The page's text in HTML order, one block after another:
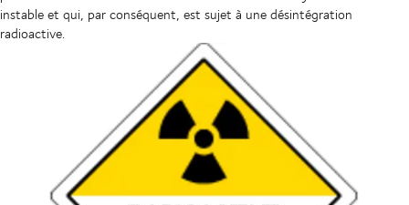
instable et qui, par conséquent, est sujet à une désintégration
radioactive.